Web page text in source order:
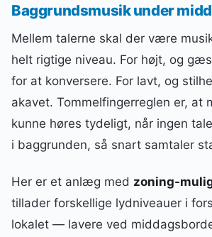
Baggrundsmusik under
Mellem talerne skal der være
helt rigtige niveau. For højt, og
for at konversere. For lavt, og
akavet. Tommelfingerreglen er, at
kunne høres tydeligt, når ingen
i baggrunden, så snart samtaler
Her er et anlæg med zoning-
tillader forskellige lydniveauer i
lokalet — lavere ved